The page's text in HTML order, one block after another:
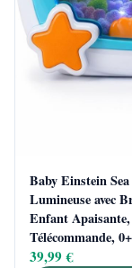
Baby Einstein
Lumineuse avec
Enfant Apaisante,
Télécommande,
39,99 €